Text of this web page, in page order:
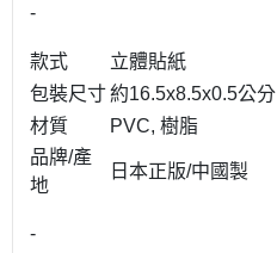
-
款式
立體貼紙
包裝尺寸約16.5x8.5x0.5公分
材質
PVC, 樹脂
品牌/產
地
日本正版/中國製
-